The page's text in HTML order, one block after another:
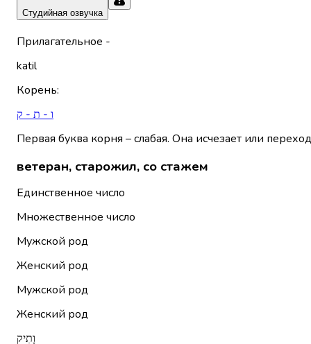
Студийная озвучка
Прилагательное -
katil
Корень:
ו - ת - ק
Первая буква корня – слабая. Она исчезает или
ветеран, старожил, со стажем
Единственное число
Множественное число
Мужской род
Женский род
Мужской род
Женский род
וָתִיק